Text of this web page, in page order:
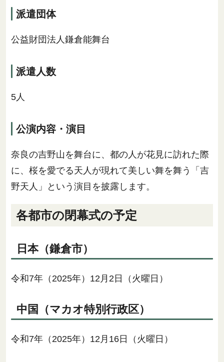
派遣団体
公益財団法人鎌倉能舞台
派遣人数
5人
公演内容・演目
奈良の吉野山を舞台に、都の人が花見に訪れた際
に、桜を愛でる天人が現れて美しい舞を舞う「吉
野天人」という演目を披露します。
各都市の閉幕式の予定
日本（鎌倉市）
令和7年（2025年）12月2日（火曜日）
中国（マカオ特別行政区）
令和7年（2025年）12月16日（火曜日）